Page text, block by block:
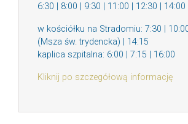
6:30 | 8:00 | 9:30 | 11:00 | 12:30 | 14:00
w kościółku na Stradomiu: 7:30 |
(Msza św. trydencka) | 14:15
kaplica szpitalna: 6:00 | 7:15 | 16:00
Kliknij po szczegółową informację